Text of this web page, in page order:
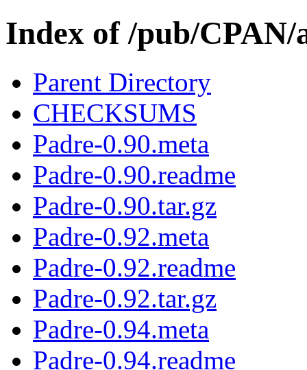
Index of /pub/
Parent Directory
CHECKSUMS
Padre-0.90.meta
Padre-0.90.readme
Padre-0.90.tar.gz
Padre-0.92.meta
Padre-0.92.readme
Padre-0.92.tar.gz
Padre-0.94.meta
Padre-0.94.readme